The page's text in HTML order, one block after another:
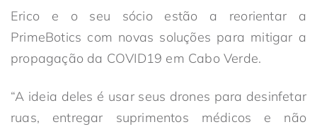
Erico e o seu sócio estão a reorientar a
PrimeBotics com novas soluções para mitigar a
propagação da COVID19 em Cabo Verde.
“A ideia deles é usar seus drones para desinfetar
ruas, entregar suprimentos médicos e não